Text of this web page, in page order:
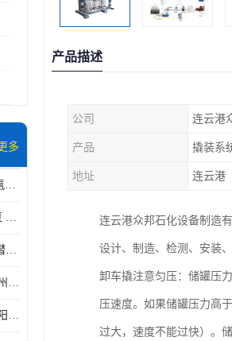
多
DN100衬四氟材质 贵阳液氨鹤管供应商
液下装卸车可带电动潜油泵 贵阳液氨鹤管批发商
众邦 液下装卸车可带电动潜油泵 沈阳液氨鹤管批发商
众邦 DN100衬四氟材质 温州液氨鹤管批发商
众邦 DN100衬四氟材质 沈阳液氨鹤管批发商
产品描述
公司 连云港
产品 撬装系
地址 连云港
连云港众邦石化设备制造
设计、制造、检测、安装
卸车撬注意匀压：储罐压
压速度。如果储罐压力高
过大，速度不能过快）。